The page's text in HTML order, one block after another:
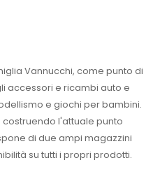
Vannucchi, come punto di
accessori e ricambi auto e
e giochi per bambini.
costruendo l'attuale punto
di due ampi magazzini
su tutti i propri prodotti.